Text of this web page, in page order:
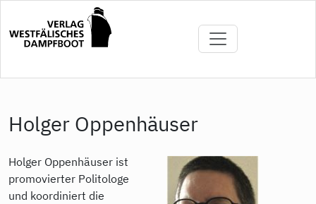
Inhalt
Holger Oppenhäuser
Holger Oppenhäuser ist
promovierter Politologe
und koordiniert die